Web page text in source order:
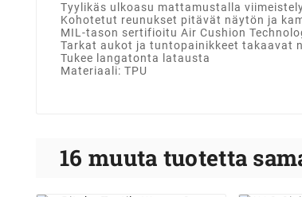
Tyylikäs ulkoasu mattamustalla
Kohotetut reunukset pitävät näytön ja
MIL-tason sertifioitu Air Cushion
Tarkat aukot ja tuntopainikkeet takaavat
Tukee langatonta latausta
Materiaali: TPU
16 muuta tuotetta